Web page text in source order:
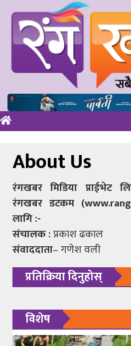
About Us
रंगखबर मिडिया प्राईभेट
रंगखबर डटकम
लागि :-
संचालक :प्रकाश ढकाल
संवाददाता– गणेश वली
प्रतिक्रिया दिनुहोस्
विशेष